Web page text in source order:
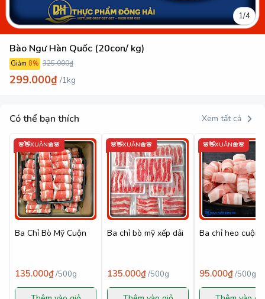
1/4
Bào Ngư Hàn Quốc (20con/ kg)
Giảm 8% 325.000₫
299.000₫ /1kg
Có thể bạn thích Xem tất cả
🌸👋XUÂN🌼🌸
Ba Chỉ Bò Mỹ Cuộn
135.000₫/500g
🌸👋XUÂN🌼🌸
Ba chỉ bò mỹ xếp dải
135.000₫/500g
🌸👋XUÂN🌼🌸
Ba chỉ heo cuộn
95.000₫/500g